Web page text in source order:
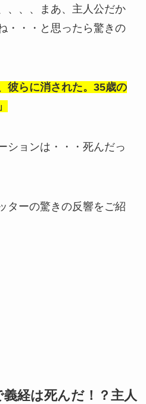
、、、まあ、主人公だか
・・・と思ったら驚きの
彼らに消された。35歳の
ションは・・・死んだっ
ターの驚きの反響をご紹
経は死んだ！？主人